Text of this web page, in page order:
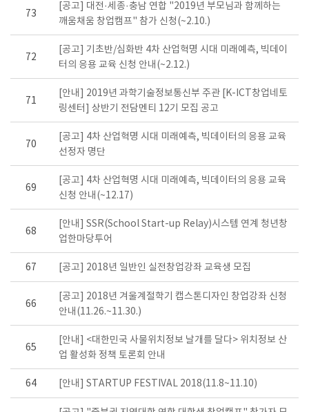
73
[공고] 대전·세종·충남 연합 "2019년 부모님과 함께하는
깨움채움 창업캠프" 참가 신청(~2.10.)
72
[공고] 기초반/심화반 4차 산업혁명 시대 미래예측, 빅데이
터의 응용 교육 신청 안내(~2.12.)
71
[안내] 2019년 과학기술정보통신부 주관 [K-ICT창업네토
링센터] 상반기 전담멘티 12기 모집 공고
70
[공고] 4차 산업혁명 시대 미래예측, 빅데이터의 응용 교육
선정자 명단
69
[공고] 4차 산업혁명 시대 미래예측, 빅데이터의 응용 교육
신청 안내(~12.17)
68
[안내] SSR(School Start-up Relay)시스템 연계 청년창
업한마당투어
67 [공고] 2018년 일반인 실전창업강좌 교육생 모집
66
[공고] 2018년 겨울계절학기 캡스톤디자인 창업강좌 신청
안내(11.26.~11.30.)
65
[안내] <대한민국 사물위치정보 날개를 달다> 위치정보 산
업 활성화 정책 토론회 안내
64 [안내] STARTUP FESTIVAL 2018(11.8~11.10)